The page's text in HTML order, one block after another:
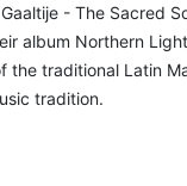
- The Sacred
album Northern
traditional Latin
tradition.